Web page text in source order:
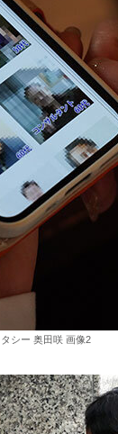
シー 奥田咲 画像2